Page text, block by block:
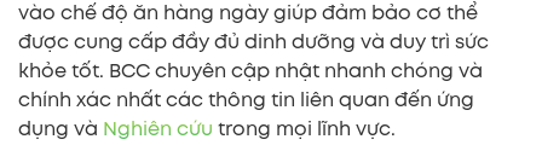
vào chế độ ăn hàng ngày giúp đảm bảo cơ thể
được cung cấp đầy đủ dinh dưỡng và duy trì sức
khỏe tốt. BCC chuyên cập nhật nhanh chóng và
chính xác nhất các thông tin liên quan đến ứng
dụng và Nghiên cứu trong mọi lĩnh vực.